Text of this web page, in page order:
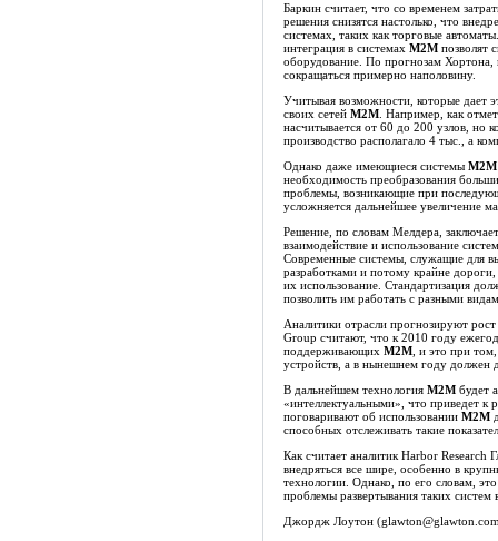
Баркин считает, что со временем
решения снизятся настолько, что
системах, таких как торговые
интеграция в системах M2Mпозволят
оборудование. По прогнозам Хортона,
сокращаться примерно наполовину.
Учитывая возможности, которые дает
своих сетей M2M. Например, как
насчитывается от 60 до 200 узлов, но
производство располагало 4 тыс., а
Однако даже имеющиеся системы M2M
необходимость преобразования
проблемы, возникающие при
усложняется дальнейшее увеличение
Решение, по словам Мелдера,
взаимодействие и использование
Современные системы, служащие для
разработками и потому крайне дороги,
их использование. Стандартизация
позволить им работать с разными
Аналитики отрасли прогнозируют
Group считают, что к 2010 году
поддерживающих M2M, и это при том,
устройств, а в нынешнем году должен
В дальнейшем технология M2Mбудет
«интеллектуальными», что приведет к
поговаривают об использовании M2M
способных отслеживать такие
Как считает аналитик Harbor Research
внедряться все шире, особенно в
технологии. Однако, по его словам,
проблемы развертывания таких систем
Джордж Лоутон